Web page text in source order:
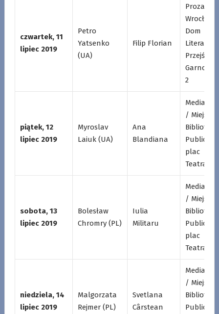
czwartek, 11
lipiec 2019
Petro
Yatsenko
(UA)
Filip Florian
Proza /
Dom
Przejście
2
piątek, 12
lipiec 2019
Myroslav
Laiuk (UA)
Ana
Blandiana
/ Miejska
Biblioteka
plac
Teatralny
sobota, 13
lipiec 2019
Bolesław
Chromry (PL)
Iulia
Militaru
/ Miejska
Biblioteka
plac
Teatralny
niedziela, 14
lipiec 2019
Malgorzata
Rejmer (PL)
Svetlana
Cârstean
/ Miejska
Biblioteka